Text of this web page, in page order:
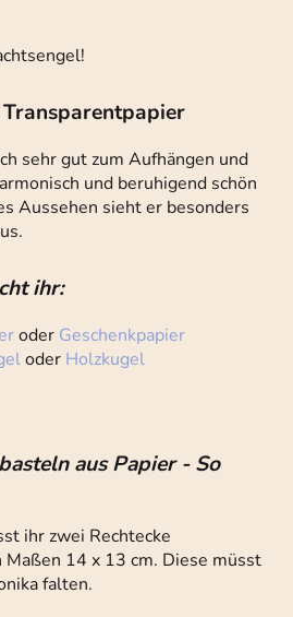
sehr gut zum Aufhängen und
und beruhigend schön
Aussehen sieht er besonders
ihr:
oder Geschenkpapier
oder Holzkugel
aus Papier - So
ihr zwei Rechtecke
Maßen 14 x 13 cm. Diese müsst
falten.